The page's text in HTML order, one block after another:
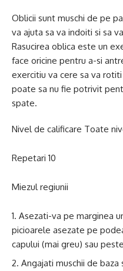
Oblicii sunt muschi de pe
va ajuta sa va indoiti si sa
Rasucirea oblica este un
face oricine pentru a-si
exercitiu va cere sa va
poate sa nu fie potrivit
spate.
Nivel de calificare Toate
Repetari 10
Miezul regiunii
Asezati-va pe marginea
picioarele asezate pe
capului (mai greu) sau
Angajati muschii de